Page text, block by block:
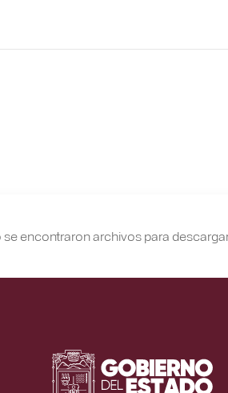
se encontraron archivos para